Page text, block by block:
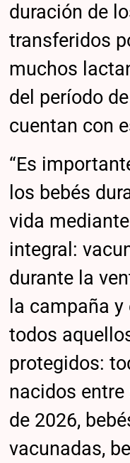
duración de
transferidos
muchos
del período
cuentan con
“Es
los bebés
vida
integral:
durante la
la campaña
todos
protegidos:
nacidos
de 2026,
vacunadas,